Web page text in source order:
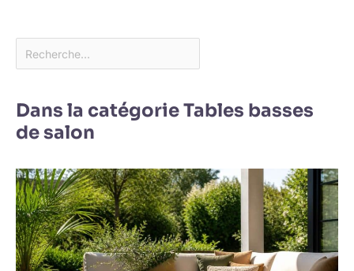
Dans la catégorie Tables basses
de salon